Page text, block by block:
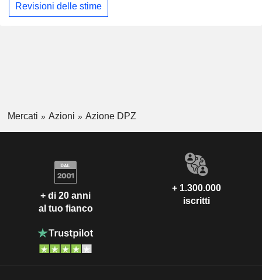
Revisioni delle stime
Mercati Azioni Azione DPZ
+ di 20 anni
al tuo fianco
+ 1.300.000
iscritti